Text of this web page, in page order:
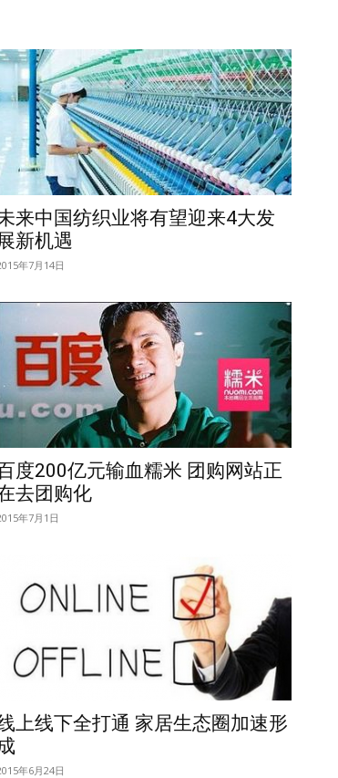
来中国纺织业将有望迎来4大发
新机遇
年7月14日
度200亿元输血糯米 团购网站正
去团购化
年7月1日
上线下全打通 家居生态圈加速形
年6月24日